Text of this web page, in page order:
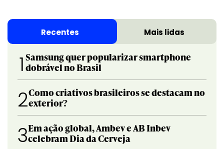
Recentes Mais lidas
1 Samsung quer popularizar smartphone
dobrável no Brasil
2Como criativos brasileiros se destacam no
exterior?
3Em ação global, Ambev e AB Inbev
celebram Dia da Cerveja